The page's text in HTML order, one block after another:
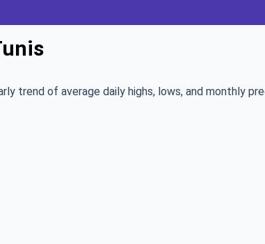
trend of average daily highs, lows, and monthly